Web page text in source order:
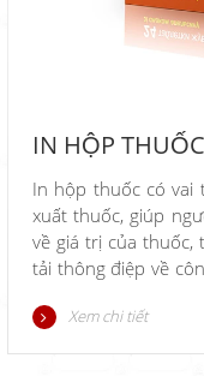
IN HỘP THUỐC
In hộp thuốc có vai
xuất thuốc, giúp
về giá trị của
tải thông điệp về
Xem chi tiết